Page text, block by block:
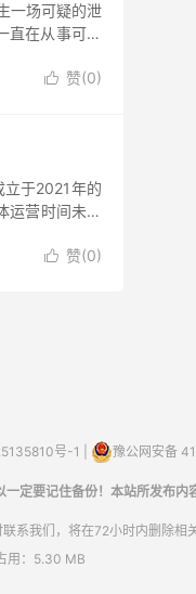
一场可疑的泄
直在从事可疑
 赞(0)
于2021年的
运营时间未知
 赞(0)
号-1 豫公网安备
定要记住备份！本站所发布内
系我们，将在72小时内删除相关
用：5.30 MB